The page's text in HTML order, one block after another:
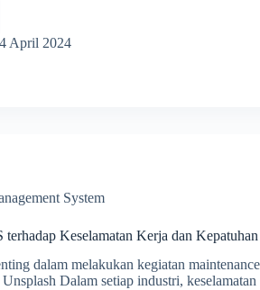
4 April 2024
System
Keselamatan Kerja dan
dalam melakukan kegiatan
Dalam setiap industri, keselamatan